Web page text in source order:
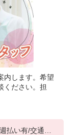
内します。希望
ください。担
い有/交通費